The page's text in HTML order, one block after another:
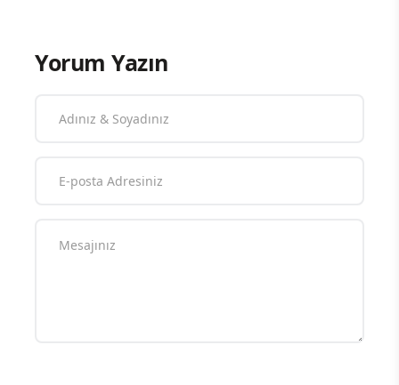
Yorum Yazın